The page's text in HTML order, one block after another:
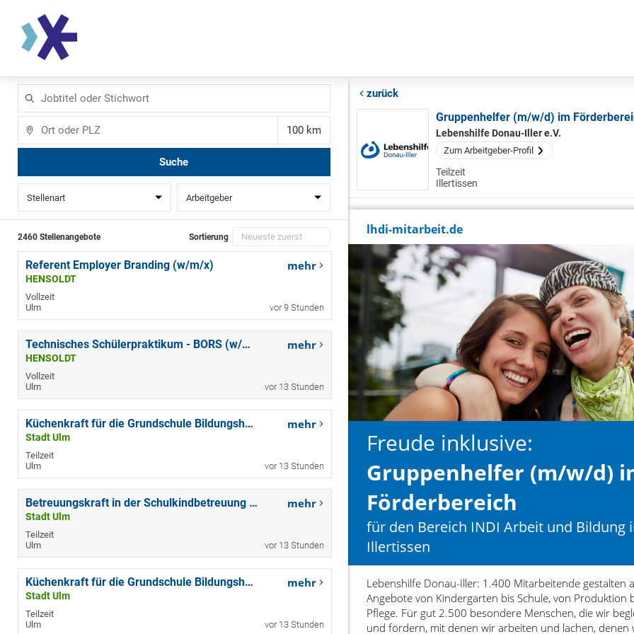
oder
Stichwort
Entfernung
Suche
Stellenart Arbeitgeber
2460 Stellenangebote Sortierung
Referent Employer Branding (w/m/x)
HENSOLDT
Vollzeit
Ulm
mehr
vor 9 Stunden
Technisches Schülerpraktikum - BORS (w/m/d) Ulm
HENSOLDT
Vollzeit
Ulm
mehr
vor 13 Stunden
Küchenkraft für die Grundschule Bildungshaus Ulmer Spatz (m/w/d)
Stadt Ulm
Teilzeit
Ulm
mehr
vor 13 Stunden
Betreuungskraft in der Schulkindbetreuung für die Grundschule am Tannenplatz (m/w/d)
Stadt Ulm
Teilzeit
Ulm
mehr
vor 13 Stunden
Küchenkraft für die Grundschule Bildungshaus Ulmer Spatz (m/w/d)
Stadt Ulm
Teilzeit
Ulm
mehr
vor 13 Stunden
zurück
Gruppenhelfer (m/w/d) im
Lebenshilfe Donau-Iller e.V.
Zum Arbeitgeber-Profil
Teilzeit
Illertissen